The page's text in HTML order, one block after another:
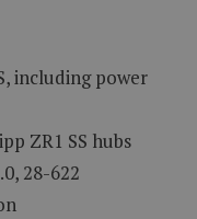
including power
ZR1 SS hubs
28-622